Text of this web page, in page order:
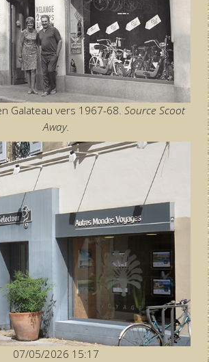
Galateau vers 1967-68. Source Scoot
Away.
07/05/2026 15:17